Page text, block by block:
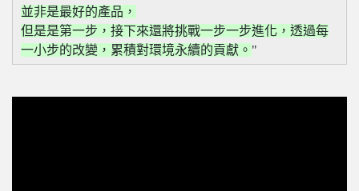
並非是最好的產品，
但是是第一步，接下來還將挑戰一步一步進化，透過每
一小步的改變，累積對環境永續的貢獻。